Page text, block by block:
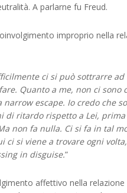
A parlarne fu Freud.
improprio nella
ci si può sottrarre ad
Quanto a me, non ci sono
escape. Io credo che
di ritardo rispetto a Lei,
non fa nulla. Ci si fa in tal
ci si viene a trovare ogni
in disguise.”
affettivo nella